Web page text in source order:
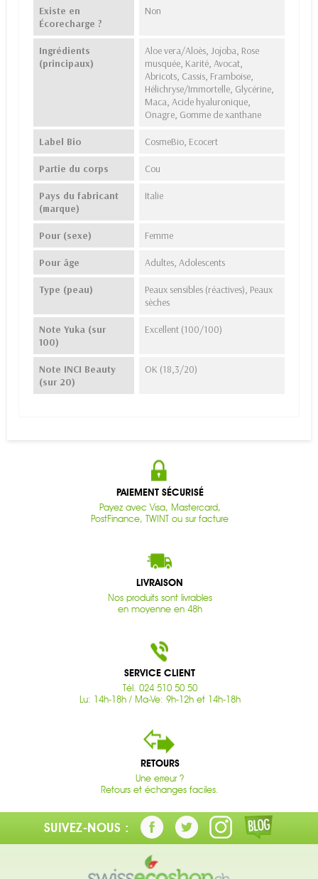
Existe en
Écorecharge ?
Non
Ingrédients
(principaux)
Aloe vera/Aloès, Jojoba, Rose
musquée, Karité, Avocat,
Abricots, Cassis, Framboise,
Hélichryse/Immortelle, Glycérine,
Maca, Acide hyaluronique,
Onagre, Gomme de xanthane
Label Bio CosmeBio, Ecocert
Partie du corps Cou
Pays du fabricant
(marque)
Italie
Pour (sexe) Femme
Pour âge Adultes, Adolescents
Type (peau)
Peaux sensibles (réactives), Peaux
sèches
Note Yuka (sur
100)
Excellent (100/100)
Note INCI Beauty
(sur 20)
OK (18,3/20)
PAIEMENT SÉCURISÉ
Payez avec Visa, Mastercard,
PostFinance, TWINT ou sur facture
LIVRAISON
Nos produits sont livrables
en moyenne en 48h
SERVICE CLIENT
Tél. 024 510 50 50
Lu: 14h-18h / Ma-Ve: 9h-12h et 14h-18h
RETOURS
Une erreur ?
Retours et échanges faciles.
SUIVEZ-NOUS :